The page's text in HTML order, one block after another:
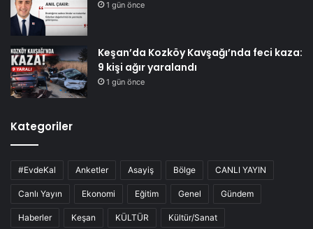
1 gün önce
Keşan’da Kozköy Kavşağı’nda feci kaza:
9 kişi ağır yaralandı
1 gün önce
Kategoriler
#EvdeKal Anketler Asayiş Bölge CANLI YAYIN
Canlı Yayın Ekonomi Eğitim Genel Gündem
Haberler Keşan KÜLTÜR Kültür/Sanat